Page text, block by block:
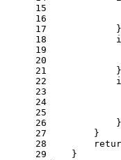
15
16
17
18
19
20
21
22
23
24
25
26
27
28
29
            }
            }
            }
        }
    }